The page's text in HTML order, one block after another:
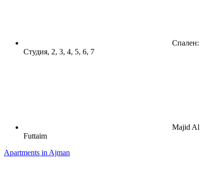
Спален:
Студия, 2, 3, 4, 5, 6, 7
Majid Al
Futtaim
Apartments in Ajman